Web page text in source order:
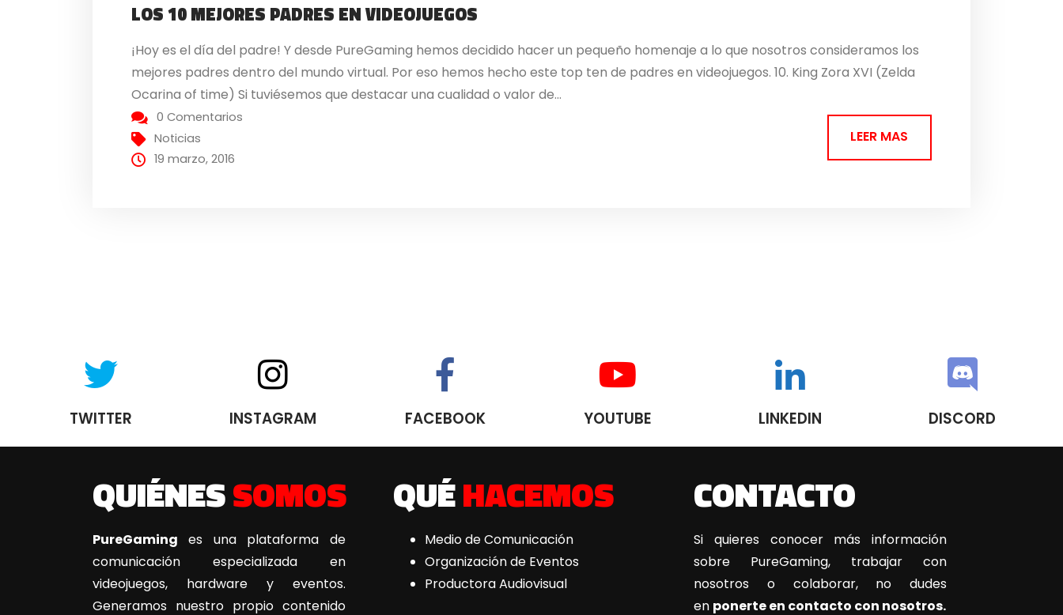
LOS 10 MEJORES PADRES EN VIDEOJUEGOS
¡Hoy es el día del padre! Y desde PureGaming hemos decidido hacer un pequeño homenaje a lo que nosotros consideramos los
mejores padres dentro del mundo virtual. Por eso hemos hecho este top ten de padres en videojuegos. 10. King Zora XVI (Zelda
Ocarina of time) Si tuviésemos que destacar una cualidad o valor de...
0 Comentarios
Noticias
19 marzo, 2016
LEER MAS
TWITTER INSTAGRAM FACEBOOK YOUTUBE LINKEDIN DISCORD
QUIÉNESSOMOS
PureGaming es una plataforma de
comunicación especializada en
videojuegos, hardware y eventos.
Generamos nuestro propio contenido
QUÉHACEMOS
Medio de Comunicación
Organización de Eventos
Productora Audiovisual
CONTACTO
Si quieres conocer más información
sobre PureGaming, trabajar con
nosotros o colaborar, no dudes
en ponerte en contacto con nosotros.